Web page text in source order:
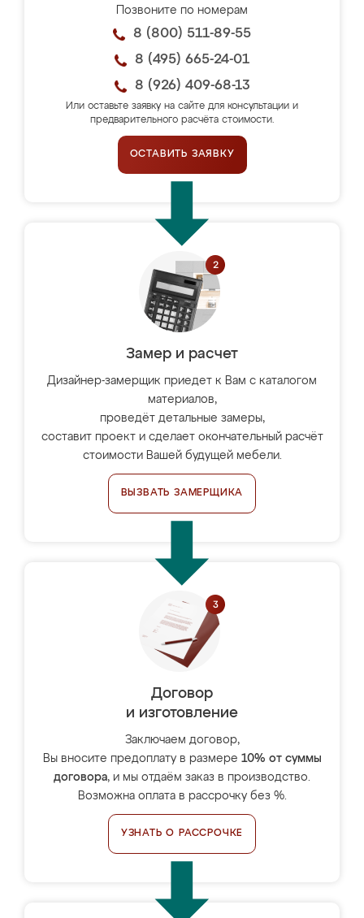
Позвоните по номерам
8 (800) 511-89-55
8 (495) 665-24-01
8 (926) 409-68-13
Или оставьте заявку на сайте для консультации и
предварительного расчёта стоимости.
ОСТАВИТЬ ЗАЯВКУ
Замер и расчет
Дизайнер-замерщик приедет к Вам с каталогом
материалов,
проведёт детальные замеры,
составит проект и сделает окончательный расчёт
стоимости Вашей будущей мебели.
ВЫЗВАТЬ ЗАМЕРЩИКА
Договор
и изготовление
Заключаем договор,
Вы вносите предоплату в размере 10% от суммы
договора, и мы отдаём заказ в производство.
Возможна оплата в рассрочку без %.
УЗНАТЬ О РАССРОЧКЕ